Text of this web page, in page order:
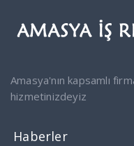
Amasya'nın kapsamlı
hizmetinizdeyiz
Haberler